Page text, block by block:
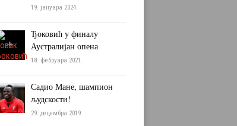
19. јануара 2024.
Ђоковић у финалу
Аустралијан опена
18. фебруара 2021.
Садио Мане, шампион
људскости!
29. децембра 2019.